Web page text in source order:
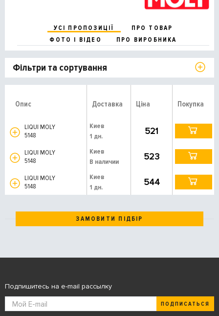
УСІ ПРОПОЗИЦІЇ
ПРО ТОВАР
ФОТО І ВІДЕО
ПРО ВИРОБНИКА
Фільтри та сортування
Опис Доставка Ціна Покупка
LIQUI MOLY
5148
Киев
1 дн.
521
LIQUI MOLY
5148
Киев
В наличии
523
LIQUI MOLY
5148
Киев
1 дн.
544
ЗАМОВИТИ ПІДБІР
Подпишитесь на e-mail рассылку
ПОДПИСАТЬСЯ